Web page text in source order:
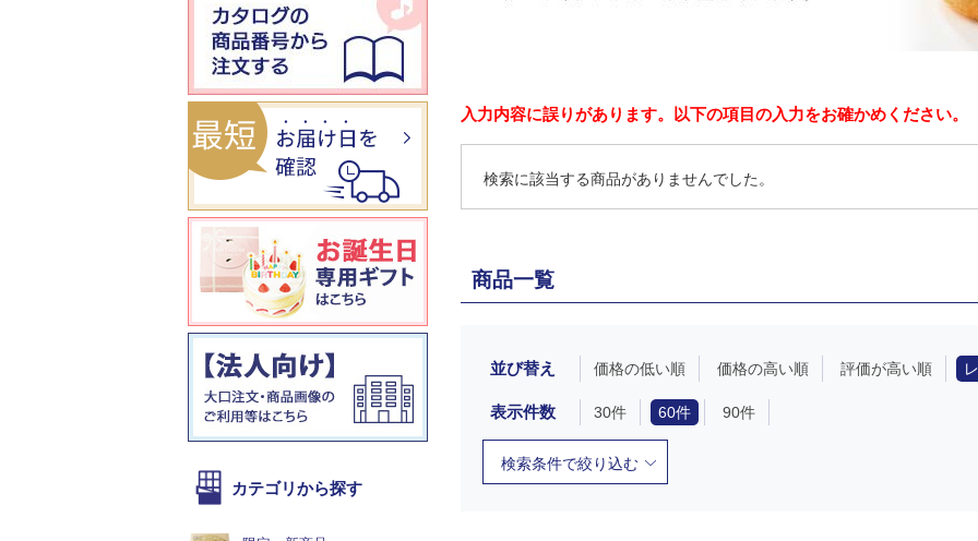
入力内容に誤りがあります。以下の項目の入力をお確かめください。
検索に該当する商品がありませんでした。
商品一覧
並び替え 価格の低い順 価格の高い順 評価が高い順
表示件数 30件 60件 90件
検索条件で絞り込む
カテゴリから探す